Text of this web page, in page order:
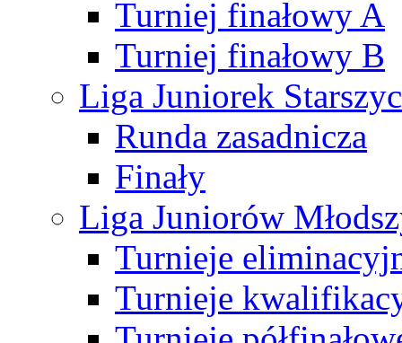
Turniej finałowy A
Turniej finałowy B
Liga Juniorek
Runda zasadnicza
Finały
Liga Juniorów
Turnieje
Turnieje